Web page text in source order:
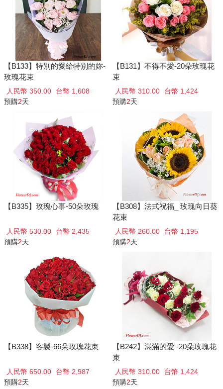
【B133】特別的愛給特別的妳-
玫瑰花束
人民幣 350.00
台幣 1,608
預購2天
【B131】不得不愛-20朵玫瑰花
束
人民幣 310.00
台幣 1,424
預購2天
【B335】玫瑰心事-50朵玫瑰
人民幣 530.00
台幣 2,435
預購2天
【B308】法式祝福_ 玫瑰向日葵
花束
人民幣 260.00
台幣 1,195
預購2天
【B338】客製-66朵玫瑰花束
人民幣 650.00
台幣 2,987
預購2天
【B242】滿滿的愛 -20朵玫瑰花
束
人民幣 310.00
台幣 1,424
預購2天